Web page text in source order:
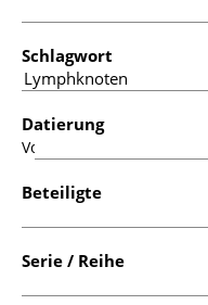
Schlagwort
Datierung
Von:
Beteiligte
Serie / Reihe